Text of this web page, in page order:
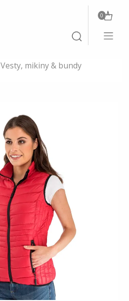
Toggle
search
0
Toggle
Vesty, mikiny & bundy